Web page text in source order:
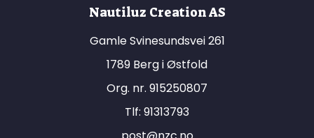
Nautiluz Creation AS
Gamle Svinesundsvei 261
1789 Berg i Østfold
Org. nr. 915250807
Tlf: 91313793